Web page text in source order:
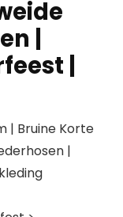
|
|
| Bruine Korte
|